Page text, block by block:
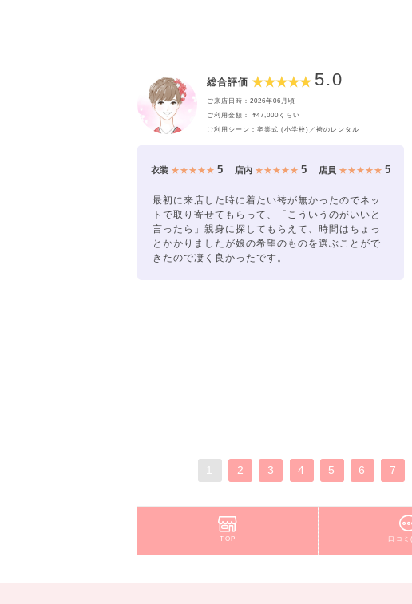
総合評価 5.0
ご来店日時：2026年06月頃
ご利用金額： ¥47,000くらい
ご利用シーン：卒業式 (小学校)／袴のレンタル
衣装 ★★★★★5 店内 ★★★★★ 5 店員 ★★★★★ 5
最初に来店した時に着たい袴が無かったのでネッ
トで取り寄せてもらって、「こういうのがいいと
言ったら」親身に探してもらえて、時間はちょっ
とかかりましたが娘の希望のものを選ぶことがで
きたので凄く良かったです。
2 3 4 5 6 7
TOP 口コ